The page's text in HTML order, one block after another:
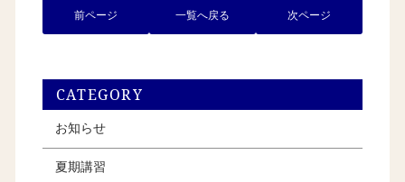
前ページ 一覧へ戻る 次ページ
CATEGORY
お知らせ
夏期講習